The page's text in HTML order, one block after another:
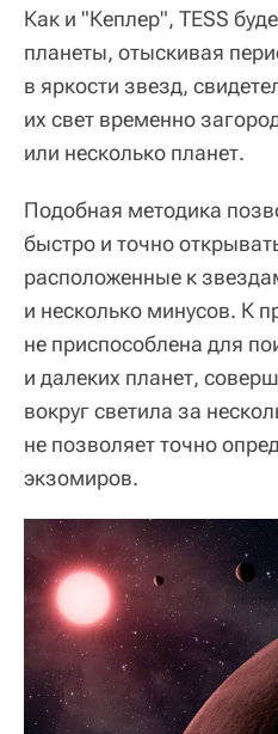
Как и "Кеплер", TESS
планеты, отыскивая
в яркости звезд,
их свет временно
или несколько планет.
Подобная методика
быстро и точно
расположенные к
и несколько минусов. К
не приспособлена для
и далеких планет,
вокруг светила за
не позволяет точно
экзомиров.